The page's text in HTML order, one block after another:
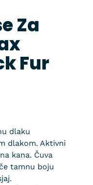
Za
Fur
dlaku
dlakom. Aktivni
kana. Čuva
tamnu boju